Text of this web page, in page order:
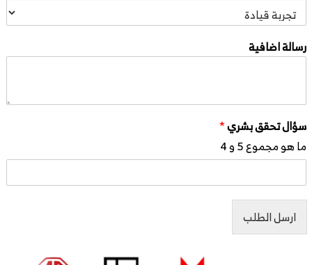
رسالة اضافية
سؤال تحقق بشري*
ما هو مجموع 5 و 4
ارسل الطلب